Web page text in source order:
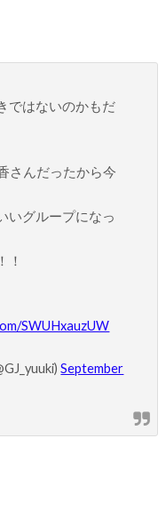
ではないのかもだ
さんだったから今
いグループになっ
！
SWUHxauzUW
September